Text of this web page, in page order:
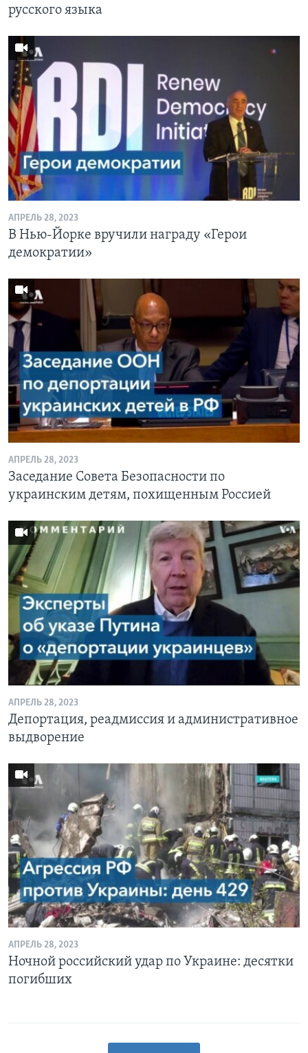
русского языка
АПРЕЛЬ 28, 2023
В Нью-Йорке вручили награду «Герои
демократии»
АПРЕЛЬ 28, 2023
Заседание Совета Безопасности по
украинским детям, похищенным Россией
АПРЕЛЬ 28, 2023
Депортация, реадмиссия и административное
выдворение
АПРЕЛЬ 28, 2023
Ночной российский удар по Украине: десятки
погибших